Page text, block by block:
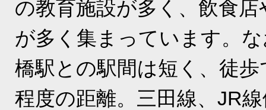
の教育施設が多く、飲食
が多く集まっています。
橋駅との駅間は短く、徒
程度の距離。三田線、JR